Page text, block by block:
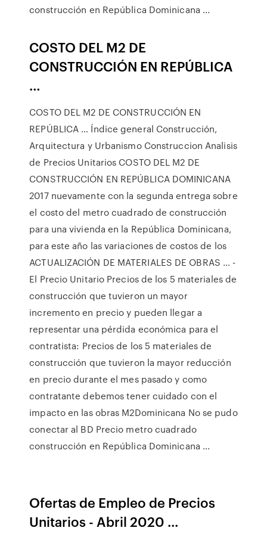
construcción en República Dominicana ...
COSTO DEL M2 DE
CONSTRUCCIÓN EN REPÚBLICA
…
COSTO DEL M2 DE CONSTRUCCIÓN EN
REPÚBLICA … Índice general Construcción,
Arquitectura y Urbanismo Construccion Analisis
de Precios Unitarios COSTO DEL M2 DE
CONSTRUCCIÓN EN REPÚBLICA DOMINICANA
2017 nuevamente con la segunda entrega sobre
el costo del metro cuadrado de construcción
para una vivienda en la República Dominicana,
para este año las variaciones de costos de los
ACTUALIZACIÓN DE MATERIALES DE OBRAS ... -
El Precio Unitario Precios de los 5 materiales de
construcción que tuvieron un mayor
incremento en precio y pueden llegar a
representar una pérdida económica para el
contratista: Precios de los 5 materiales de
construcción que tuvieron la mayor reducción
en precio durante el mes pasado y como
contratante debemos tener cuidado con el
impacto en las obras M2Dominicana No se pudo
conectar al BD Precio metro cuadrado
construcción en República Dominicana ...
Ofertas de Empleo de Precios
Unitarios - Abril 2020 ...